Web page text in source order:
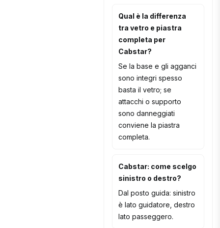
Qual è la differenza
tra vetro e piastra
completa per
Cabstar?
Se la base e gli agganci
sono integri spesso
basta il vetro; se
attacchi o supporto
sono danneggiati
conviene la piastra
completa.
Cabstar: come scelgo
sinistro o destro?
Dal posto guida: sinistro
è lato guidatore, destro
lato passeggero.